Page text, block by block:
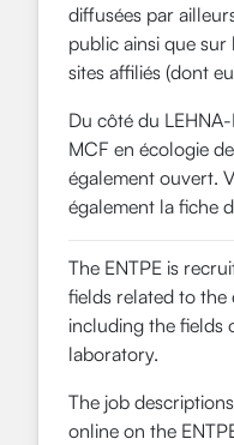
diffusées par
public ainsi que
sites affiliés (dont
Du côté du
MCF en écologie
également ouvert.
également la fiche
The ENTPE is
fields related to the
including the fields
laboratory.
The job
online on the